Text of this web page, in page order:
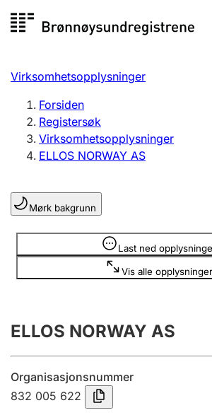
til
Registersøk
Aksjeselskap
Enkeltpersonforetak
Registrere, endre, slette
Lag og forening
Registrere, endre, slette
Årsregnskap
Innsending og forsinkelsesgebyr
Virksomhetsopplysninger
Forsiden
Registersøk
Virksomhetsopplysninger
ELLOS NORWAY AS
Mørk bakgrunn
Last ned
Vis alle opplysninger
Opplysninger er skjult
ELLOS NORWAY AS
Organisasjonsnummer
832 005 622